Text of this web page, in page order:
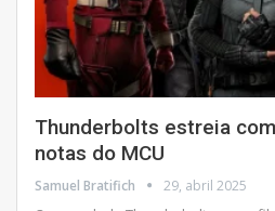
Thunderbolts estreia
notas do MCU
Samuel Bratifich 29, abril 2025